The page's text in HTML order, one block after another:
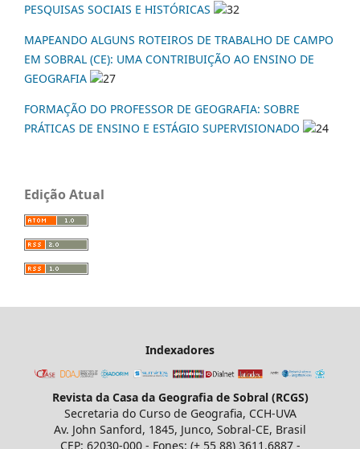
PESQUISAS SOCIAIS E HISTÓRICAS
32
MAPEANDO ALGUNS ROTEIROS DE TRABALHO DE CAMPO
EM SOBRAL (CE): UMA CONTRIBUIÇÃO AO ENSINO DE
GEOGRAFIA
27
FORMAÇÃO DO PROFESSOR DE GEOGRAFIA: SOBRE
PRÁTICAS DE ENSINO E ESTÁGIO SUPERVISIONADO
24
Edição Atual
Indexadores
Revista da Casa da Geografia de Sobral (RCGS)
Secretaria do Curso de Geografia, CCH-UVA
Av. John Sanford, 1845, Junco, Sobral-CE, Brasil
CEP: 62030-000 - Fones: (+ 55 88) 3611.6887 -